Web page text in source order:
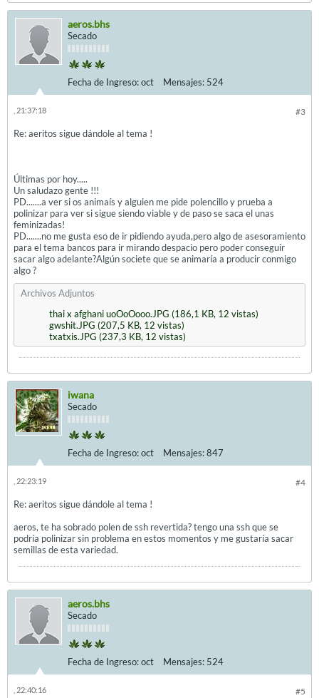
aeros.bhs
Secado
Fecha de Ingreso:oct Mensajes: 524
#3
, 21:37:18
Re: aeritos sigue dándole al tema !
Últimas por hoy.....
Un saludazo gente !!!
PD.......a ver si os animaís y alguien me pide polencillo y prueba a
polinizar para ver si sigue siendo viable y de paso se saca el unas
feminizadas!
PD.......no me gusta eso de ir pidiendo ayuda,pero algo de asesoramiento
para el tema bancos para ir mirando despacio pero poder conseguir
sacar algo adelante?Algún societe que se animaría a producir conmigo
algo ?
Archivos Adjuntos
thai x afghani uoOoOooo.JPG (186,1 KB, 12 vistas)
gwshit.JPG (207,5 KB, 12 vistas)
txatxis.JPG (237,3 KB, 12 vistas)
iwana
Secado
Fecha de Ingreso:oct Mensajes:847
#4
, 22:23:19
Re: aeritos sigue dándole al tema !
aeros, te ha sobrado polen de ssh revertida? tengo una ssh que se
podría polinizar sin problema en estos momentos y me gustaría sacar
semillas de esta variedad.
aeros.bhs
Secado
Fecha de Ingreso:oct Mensajes: 524
#5
, 22:40:16